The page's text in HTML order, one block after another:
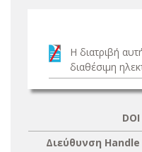
Η διατριβή
διαθέσιμη
DOI
Διεύθυνση Handle